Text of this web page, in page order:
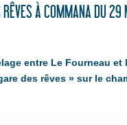
À COMMANA DU 29
entre Le Fourneau et
des rêves » sur le